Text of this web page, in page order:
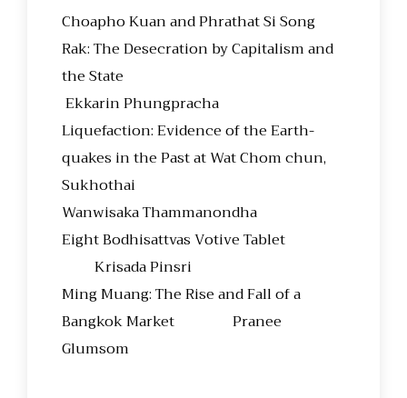
Choapho Kuan and Phrathat Si Song
Rak: The Desecration by Capitalism and
the State
Ekkarin Phungpracha
Liquefaction: Evidence of the Earth-
quakes in the Past at Wat Chom chun,
Sukhothai
Wanwisaka Thammanondha
Eight Bodhisattvas Votive Tablet
Krisada Pinsri
Ming Muang: The Rise and Fall of a
Bangkok Market Pranee
Glumsom